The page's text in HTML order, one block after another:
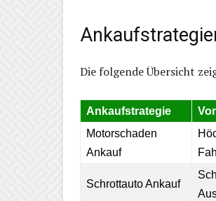
Die folgende Übersicht
Ankaufstrategie
Motorschaden
Ankauf
Schrottauto Ankauf